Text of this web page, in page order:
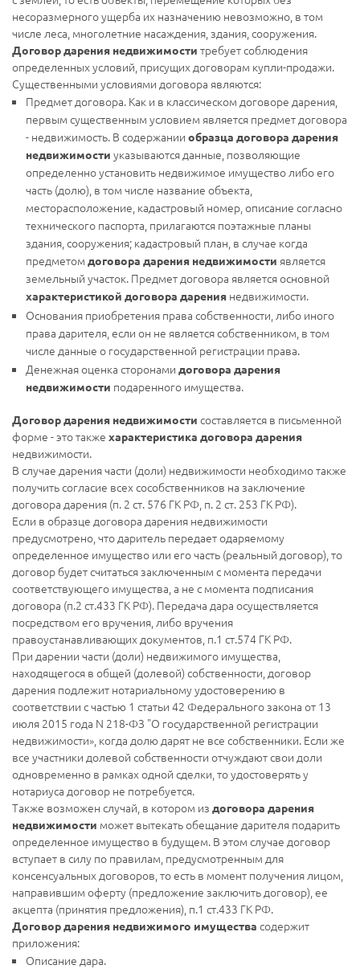
несоразмерного ущерба их назначению невозможно, в том
числе леса, многолетние насаждения, здания, сооружения.
Договор дарения недвижимости требует соблюдения
определенных условий, присущих договорам купли-продажи.
Существенными условиями договора являются:
Предмет договора. Как и в классическом договоре дарения,
первым существенным условием является предмет договора
- недвижимость. В содержании образца договора дарения
недвижимости указываются данные, позволяющие
определенно установить недвижимое имущество либо его
часть (долю), в том числе название объекта,
месторасположение, кадастровый номер, описание согласно
технического паспорта, прилагаются поэтажные планы
здания, сооружения; кадастровый план, в случае когда
предметом договора дарения недвижимости является
земельный участок. Предмет договора является основной
характеристикой договора дарения недвижимости.
Основания приобретения права собственности, либо иного
права дарителя, если он не является собственником, в том
числе данные о государственной регистрации права.
Денежная оценка сторонами договора дарения
недвижимости подаренного имущества.
Договор дарения недвижимости составляется в письменной
форме - это также характеристика договора дарения
недвижимости.
В случае дарения части (доли) недвижимости необходимо также
получить согласие всех сособственников на заключение
договора дарения (п. 2 ст. 576 ГК РФ, п. 2 ст. 253 ГК РФ).
Если в образце договора дарения недвижимости
предусмотрено, что даритель передает одаряемому
определенное имущество или его часть (реальный договор), то
договор будет считаться заключенным с момента передачи
соответствующего имущества, а не с момента подписания
договора (п.2 ст.433 ГК РФ). Передача дара осуществляется
посредством его вручения, либо вручения
правоустанавливающих документов, п.1 ст.574 ГК РФ.
При дарении части (доли) недвижимого имущества,
находящегося в общей (долевой) собственности, договор
дарения подлежит нотариальному удостоверению в
соответствии с частью 1 статьи 42 Федерального закона от 13
июля 2015 года N 218-ФЗ "О государственной регистрации
недвижимости», когда долю дарят не все собственники. Если же
все участники долевой собственности отчуждают свои доли
одновременно в рамках одной сделки, то удостоверять у
нотариуса договор не потребуется.
Также возможен случай, в котором из договора дарения
недвижимости может вытекать обещание дарителя подарить
определенное имущество в будущем. В этом случае договор
вступает в силу по правилам, предусмотренным для
консенсуальных договоров, то есть в момент получения лицом,
направившим оферту (предложение заключить договор), ее
акцепта (принятия предложения), п.1 ст.433 ГК РФ.
Договор дарения недвижимого имущества содержит
приложения:
Описание дара.